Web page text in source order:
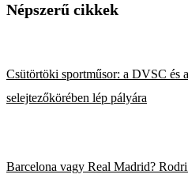
Népszerű cikkek
Csütörtöki sportműsor: a DVSC és
selejtezőkörében lép pályára
Barcelona vagy Real Madrid?